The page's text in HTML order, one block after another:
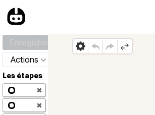
Actions
Les étapes
✖
✖